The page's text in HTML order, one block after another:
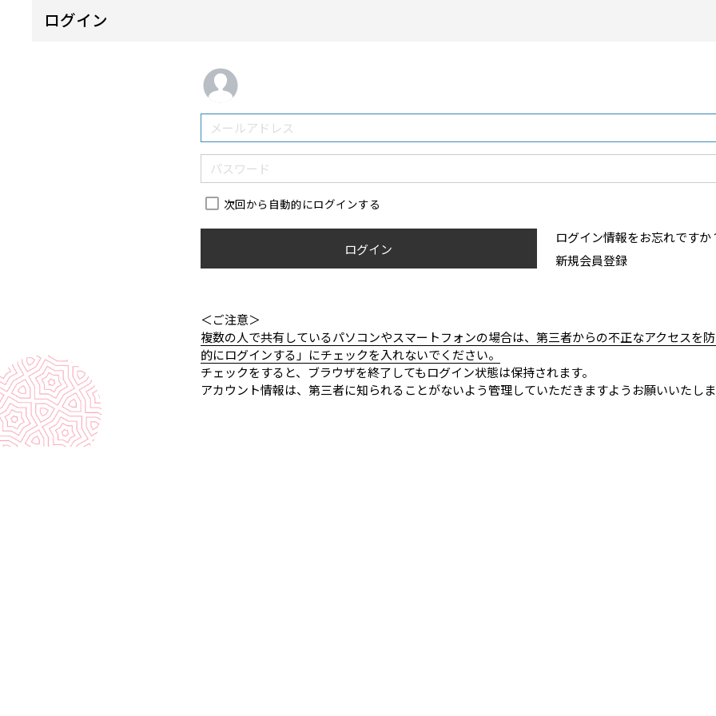
ログイン
次回から自動的にログインする
ログイン
ログイン情報をお忘れですか
新規会員登録
＜ご注意＞
複数の人で共有しているパソコンやスマートフォンの場合は、第三者からの不正なアクセスを
的にログインする」にチェックを入れないでください。
チェックをすると、ブラウザを終了してもログイン状態は保持されます。
アカウント情報は、第三者に知られることがないよう管理していただきますようお願いいたし